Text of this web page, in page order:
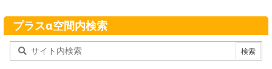
プラスα空間内検索